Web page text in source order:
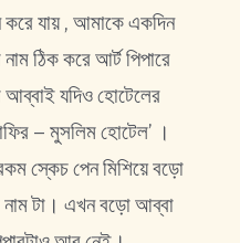
যায় , আমাকে একদিন
ঠিক করে আর্ট পিপারে
আব্বাই যদিও হোটেলের
– মুসলিম হোটেল’ ।
স্কেচ পেন মিশিয়ে বড়ো
নাম টা। এখন বড়ো আব্বা